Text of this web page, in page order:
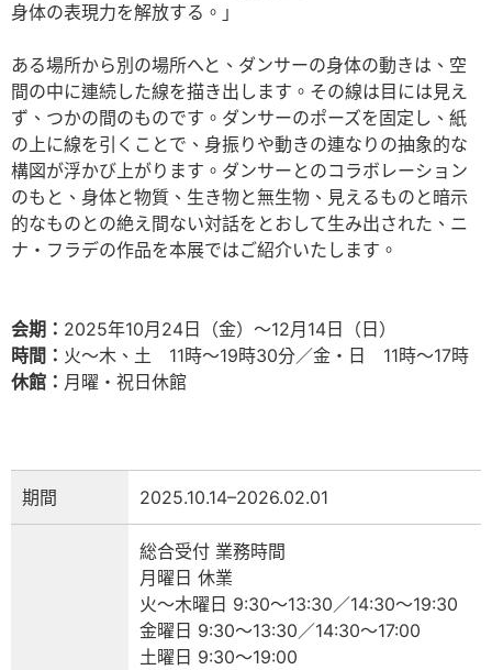
身体の表現力を解放する。」
ある場所から別の場所へと、ダンサーの身体の動きは、空
間の中に連続した線を描き出します。その線は目には見え
ず、つかの間のものです。ダンサーのポーズを固定し、紙
の上に線を引くことで、身振りや動きの連なりの抽象的な
構図が浮かび上がります。ダンサーとのコラボレーション
のもと、身体と物質、生き物と無生物、見えるものと暗示
的なものとの絶え間ない対話をとおして生み出された、ニ
ナ・フラデの作品を本展ではご紹介いたします。
会期： 2025年10月24日（金）～12月14日（日）
時間： 火～木、土 11時～19時30分／金・日 11時～17時
休館： 月曜・祝日休館
期間 2025.10.14–2026.02.01
総合受付 業務時間
月曜日 休業
火～木曜日 9:30～13:30／14:30～19:30
金曜日 9:30～13:30／14:30～17:00
土曜日 9:30～19:00